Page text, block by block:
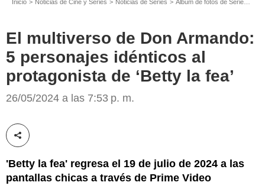
Inicio Noticias de Cine y Series Noticias de Series Álbum de fotos de Serie
El multiverso de Don Armando:
5 personajes idénticos al
protagonista de ‘Betty la fea’
26/05/2024 a las 7:53 p. m.
Compartir esta noticia
'Betty la fea' regresa el 19 de julio de 2024 a las
pantallas chicas a través de Prime Video
Canal RCN